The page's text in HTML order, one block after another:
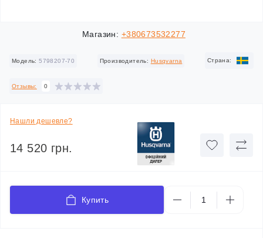
Магазин: +380673532277
Модель: 5798207-70 Производитель: Husqvarna Cтрана:
Отзывы: 0
Нашли дешевле?
14 520 грн.
Купить